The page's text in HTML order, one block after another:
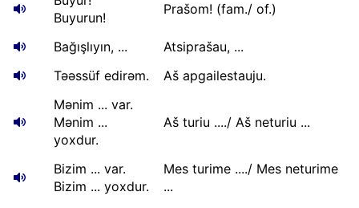
Buyurun!
Prašom! (fam./ of.)
Bağışlıyın, ...
Atsiprašau, ...
Təəssüf edirəm.
Aš apgailestauju.
Mənim ... var.
Mənim ...
yoxdur.
Aš turiu ..../ Aš neturiu ...
Bizim ... var.
Bizim ... yoxdur.
Mes turime ..../ Mes neturime
...